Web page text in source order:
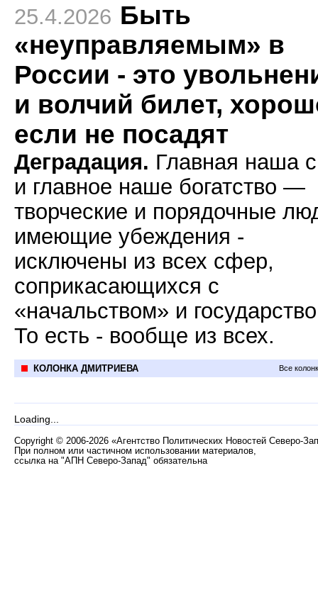
25.4.2026 Быть
«неуправляемым» в
России - это
и волчий билет,
если не посадят
Деградация. Главная наша
и главное наше богатство —
творческие и порядочные
имеющие убеждения -
исключены из всех сфер,
соприкасающихся с
«начальством» и
То есть - вообще из всех.
КОЛОНКА ДМИТРИЕВА Все
Loading...
Copyright © 2006-2026 «Агентство Политических Новостей Северо-
При полном или частичном использовании материалов,
ссылка на "АПН Северо-Запад" обязательна